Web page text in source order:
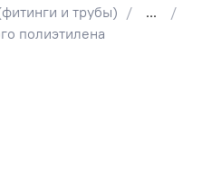
и трубы)
...
полиэтилена